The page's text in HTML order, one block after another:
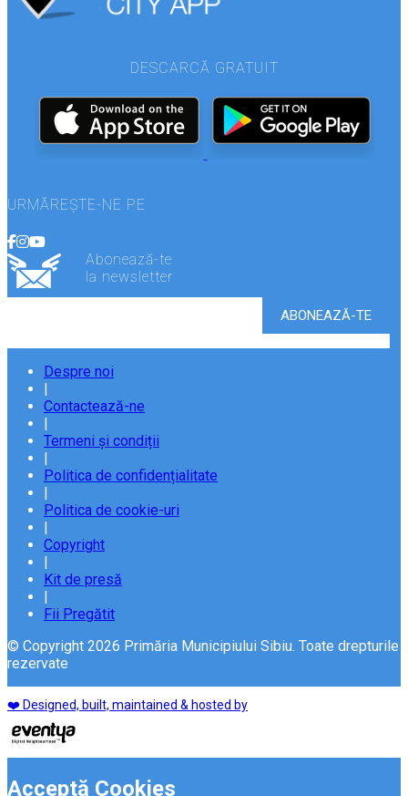
DESCARCĂ GRATUIT
URMĂREȘTE-NE PE
Abonează-te
la newsletter
Despre noi
|
Contactează-ne
|
Termeni și condiții
|
Politica de confidențialitate
|
Politica de cookie-uri
|
Copyright
|
Kit de presă
|
Fii Pregătit
© Copyright 2026 Primăria Municipiului Sibiu. Toate drepturile
rezervate
❤️ Designed, built, maintained & hosted by
Acceptă Cookies